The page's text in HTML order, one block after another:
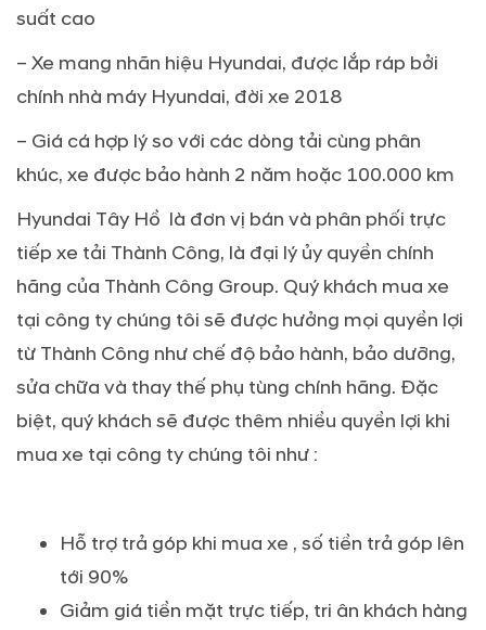
suất cao
– Xe mang nhãn hiệu Hyundai, được lắp ráp bởi
chính nhà máy Hyundai, đời xe 2018
– Giá cá hợp lý so với các dòng tải cùng phân
khúc, xe được bảo hành 2 năm hoặc 100.000 km
Hyundai Tây Hồ là đơn vị bán và phân phối trực
tiếp xe tải Thành Công, là đại lý ủy quyền chính
hãng của Thành Công Group. Quý khách mua xe
tại công ty chúng tôi sẽ được hưởng mọi quyền lợi
từ Thành Công như chế độ bảo hành, bảo dưỡng,
sửa chữa và thay thế phụ tùng chính hãng. Đặc
biệt, quý khách sẽ được thêm nhiều quyền lợi khi
mua xe tại công ty chúng tôi như :
Hỗ trợ trả góp khi mua xe , số tiền trả góp lên
tới 90%
Giảm giá tiền mặt trực tiếp, tri ân khách hàng